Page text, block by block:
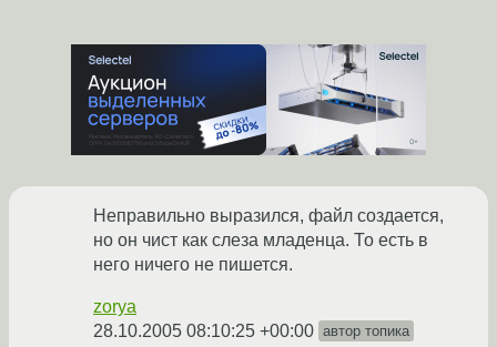
Неправильно выразился, файл создается,
но он чист как слеза младенца. То есть в
него ничего не пишется.
zorya
28.10.2005 08:10:25 +00:00 автор топика